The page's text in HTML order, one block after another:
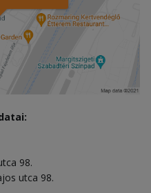
98.
utca 98.